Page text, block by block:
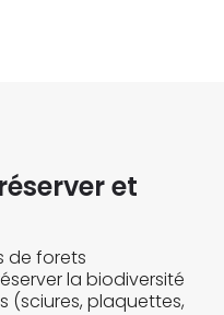
et
de forets
la biodiversité
(sciures, plaquettes,